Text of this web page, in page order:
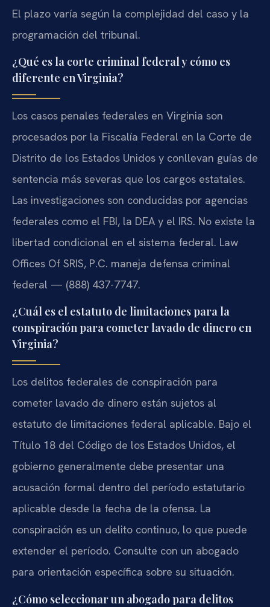
El plazo varía según la complejidad del caso y la
programación del tribunal.
¿Qué es la corte criminal federal y cómo es
diferente en Virginia?
Los casos penales federales en Virginia son
procesados por la Fiscalía Federal en la Corte de
Distrito de los Estados Unidos y conllevan guías de
sentencia más severas que los cargos estatales.
Las investigaciones son conducidas por agencias
federales como el FBI, la DEA y el IRS. No existe la
libertad condicional en el sistema federal. Law
Offices Of SRIS, P.C. maneja defensa criminal
federal — (888) 437-7747.
¿Cuál es el estatuto de limitaciones para la
conspiración para cometer lavado de dinero en
Virginia?
Los delitos federales de conspiración para
cometer lavado de dinero están sujetos al
estatuto de limitaciones federal aplicable. Bajo el
Título 18 del Código de los Estados Unidos, el
gobierno generalmente debe presentar una
acusación formal dentro del período estatutario
aplicable desde la fecha de la ofensa. La
conspiración es un delito continuo, lo que puede
extender el período. Consulte con un abogado
para orientación específica sobre su situación.
¿Cómo seleccionar un abogado para delitos